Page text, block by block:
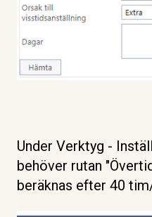
Under Verktyg -
behöver rutan
beräknas efter 40